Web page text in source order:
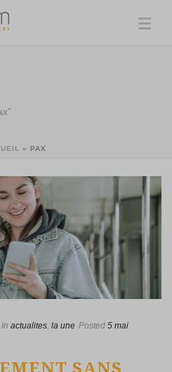
» PAX
In actualites, la une Posted 5 mai